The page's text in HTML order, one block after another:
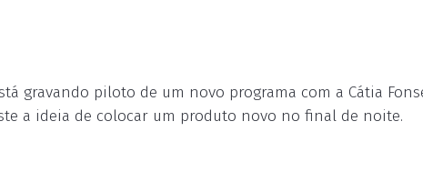
gravando piloto de um novo programa com a Cátia
a ideia de colocar um produto novo no final de noite.